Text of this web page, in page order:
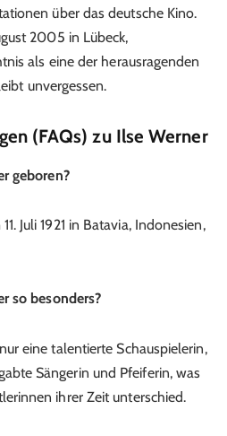
über das deutsche Kino.
2005 in Lübeck,
als eine der herausragenden
unvergessen.
(FAQs) zu Ilse Werner
geboren?
Juli 1921 in Batavia, Indonesien,
so besonders?
eine talentierte Schauspielerin,
Sängerin und Pfeiferin, was
ihrer Zeit unterschied.